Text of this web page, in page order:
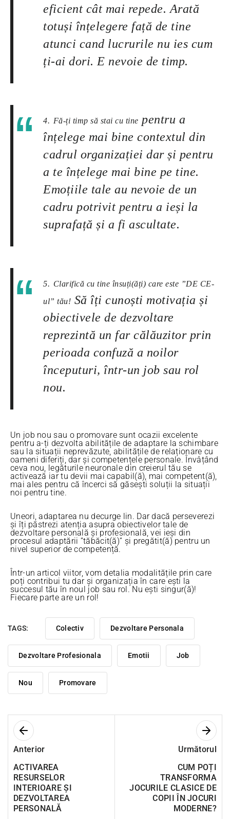
eficient cât mai repede. Arată
totuși înțelegere față de tine
atunci cand lucrurile nu ies cum
ți-ai dori. E nevoie de timp.
4. Fă-ți timp să stai cu tine pentru a
înțelege mai bine contextul din
cadrul organizației dar și pentru
a te înțelege mai bine pe tine.
Emoțiile tale au nevoie de un
cadru potrivit pentru a ieși la
suprafață și a fi ascultate.
5. Clarifică cu tine însuți(ăți) care este ”DE CE-
ul” tău! Să îți cunoști motivația și
obiectivele de dezvoltare
reprezintă un far călăuzitor prin
perioada confuză a noilor
începuturi, într-un job sau rol
nou.
Un job nou sau o promovare sunt ocazii excelente
pentru a-ți dezvolta abilitățile de adaptare la schimbare
sau la situații neprevăzute, abilitățile de relaționare cu
oameni diferiți, dar și competențele personale. Învâțând
ceva nou, legăturile neuronale din creierul tău se
activează iar tu devii mai capabil(ă), mai competent(ă),
mai ales pentru că încerci să găsești soluții la situații
noi pentru tine.
Uneori, adaptarea nu decurge lin. Dar dacă perseverezi
și îți păstrezi atenția asupra obiectivelor tale de
dezvoltare personală și profesională, vei ieși din
procesul adaptării ”tăbăcit(ă)” și pregătit(ă) pentru un
nivel superior de competență.
Într-un articol viitor, vom detalia modalitățile prin care
poți contribui tu dar și organizația în care ești la
succesul tău în noul job sau rol. Nu ești singur(ă)!
Fiecare parte are un rol!
TAGS: Colectiv Dezvoltare Personala
Dezvoltare Profesionala Emotii Job
Nou Promovare
Anterior
ACTIVAREA
RESURSELOR
INTERIOARE ȘI
DEZVOLTAREA
PERSONALĂ
Următorul
CUM POȚI
TRANSFORMA
JOCURILE CLASICE DE
COPII ÎN JOCURI
MODERNE?